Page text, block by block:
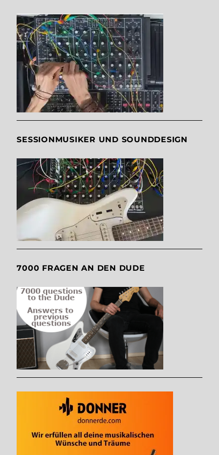
SESSIONMUSIKER UND SOUNDDESIGN
7000 FRAGEN AN DEN DUDE